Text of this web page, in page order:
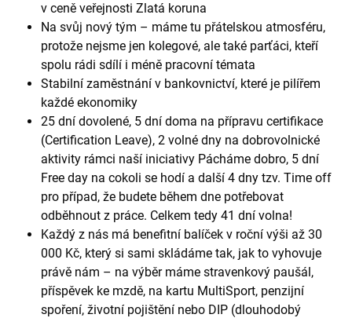
v ceně veřejnosti Zlatá koruna
Na svůj nový tým – máme tu přátelskou atmosféru,
protože nejsme jen kolegové, ale také parťáci, kteří
spolu rádi sdílí i méně pracovní témata
Stabilní zaměstnání v bankovnictví, které je pilířem
každé ekonomiky
25 dní dovolené, 5 dní doma na přípravu certifikace
(Certification Leave), 2 volné dny na dobrovolnické
aktivity rámci naší iniciativy Pácháme dobro, 5 dní
Free day na cokoli se hodí a další 4 dny tzv. Time off
pro případ, že budete během dne potřebovat
odběhnout z práce. Celkem tedy 41 dní volna!
Každý z nás má benefitní balíček v roční výši až 30
000 Kč, který si sami skládáme tak, jak to vyhovuje
právě nám – na výběr máme stravenkový paušál,
příspěvek ke mzdě, na kartu MultiSport, penzijní
spoření, životní pojištění nebo DIP (dlouhodobý